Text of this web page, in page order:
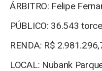
ÁRBITRO: Felipe
PÚBLICO: 36.543
RENDA: R$
LOCAL: Nubank